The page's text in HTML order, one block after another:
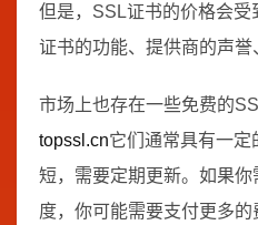
但是，SSL证书的价格会
证书的功能、提供商的声誉
市场上也存在一些免费的
topssl.cn它们通常具有一
短，需要定期更新。如果
度，你可能需要支付更多